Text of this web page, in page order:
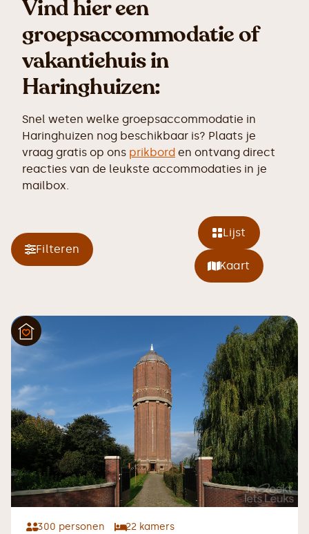
Vind hier een
groepsaccommodatie of
vakantiehuis in
Haringhuizen:
Snel weten welke groepsaccommodatie in
Haringhuizen nog beschikbaar is? Plaats je
vraag gratis op ons prikbord en ontvang direct
reacties van de leukste accommodaties in je
mailbox.
Filteren
Lijst
Kaart
300 personen 22 kamers